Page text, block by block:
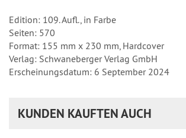
Edition: 109. Aufl., in Farbe
Seiten: 570
Format: 155 mm x 230 mm, Hardcover
Verlag: Schwaneberger Verlag GmbH
Erscheinungsdatum: 6 September 2024
KUNDEN KAUFTEN AUCH